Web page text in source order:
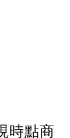
時點商